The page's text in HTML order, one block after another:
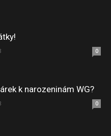
0
k narozeninám WG?
0